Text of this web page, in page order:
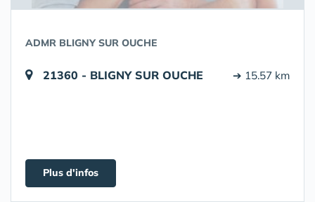
ADMR BLIGNY SUR OUCHE
21360 - BLIGNY SUR OUCHE ➔ 15.57 km
Plus d'infos